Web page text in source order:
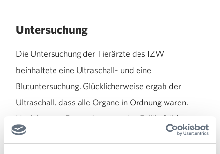
Untersuchung
Die Untersuchung der Tierärzte des IZW
beinhaltete eine Ultraschall- und eine
Blutuntersuchung. Glücklicherweise ergab der
Ultraschall, dass alle Organe in Ordnung waren.
Noch besser: Es wurde sogar eine Follikelbildung
(ein Eibläschen) in den Eierstöcken gesichtet, daher